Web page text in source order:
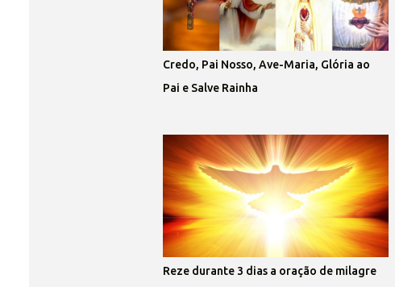
Credo, Pai Nosso, Ave-Maria, Glória ao
Pai e Salve Rainha
Reze durante 3 dias a oração de milagre